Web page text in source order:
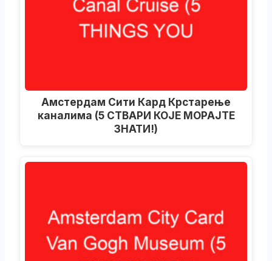
Амстердам Сити Кард Крстарење
каналима (5 СТВАРИ КОЈЕ МОРАЈТЕ
ЗНАТИ!)